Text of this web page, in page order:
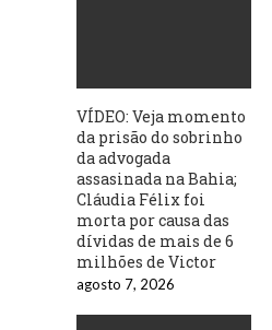
VÍDEO: Veja momento
da prisão do sobrinho
da advogada
assasinada na Bahia;
Cláudia Félix foi
morta por causa das
dívidas de mais de 6
milhões de Victor
agosto 7, 2026